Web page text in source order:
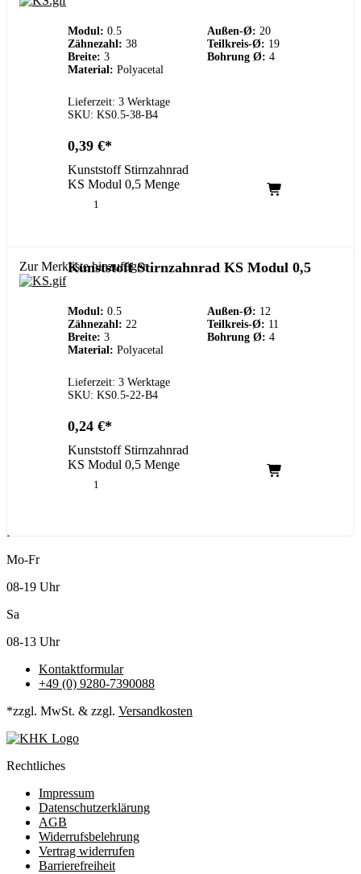
Modul: 0.5 Außen-Ø: 20
Zähnezahl: 38 Teilkreis-Ø: 19
Breite: 3 Bohrung Ø: 4
Material: Polyacetal
Lieferzeit: 3 Werktage
SKU: KS0.5-38-B4
0,39 €
Kunststoff Stirnzahnrad
KS Modul 0,5 Menge
Zur Merkliste hinzufügen
Kunststoff Stirnzahnrad KS Modul 0,5
Modul: 0.5 Außen-Ø: 12
Zähnezahl: 22 Teilkreis-Ø: 11
Breite: 3 Bohrung Ø: 4
Material: Polyacetal
Lieferzeit: 3 Werktage
SKU: KS0.5-22-B4
0,24 €
Kunststoff Stirnzahnrad
KS Modul 0,5 Menge
Kundenservice
Mo-Fr
08-19 Uhr
Sa
08-13 Uhr
Kontaktformular
+49 (0) 9280-7390088
*zzgl. MwSt. & zzgl. Versandkosten
Rechtliches
Impressum
Datenschutzerklärung
AGB
Widerrufsbelehrung
Vertrag widerrufen
Barrierefreiheit